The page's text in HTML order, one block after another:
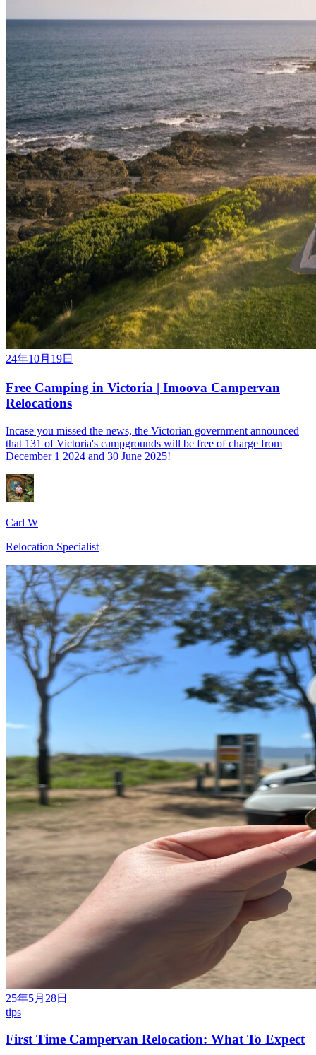
24年10月19日
Free Camping in Victoria | Imoova Campervan
Relocations
Incase you missed the news, the Victorian government announced
that 131 of Victoria's campgrounds will be free of charge from
December 1 2024 and 30 June 2025!
Carl W
Relocation Specialist
25年5月28日
tips
First Time Campervan Relocation: What To Expect